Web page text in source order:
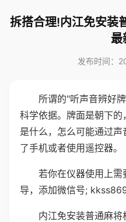
拆搭合理!内江免安装
最
发布时间：
所谓的"听声音辨好
科学依据。牌面是朝下
是什么，怎么可能通过
了手机或者使用遥控器。
若你在仪器使用上
导，添加微信号;
内江免安装普通麻